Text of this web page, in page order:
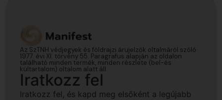
Az SzTNH védjegyek és földrajzi árujelzők oltalmáról szóló
1977. évi XI. törvény 55. Paragrafus alapján az oldalon
található minden termék, minden részlete (bel-és
kültartalom) oltalom alatt áll.
Iratkozz fel
Iratkozz fel, és kapd meg elsőként a legújabb